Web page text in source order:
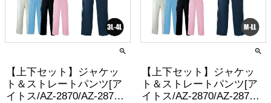
【上下セット】ジャケッ
ト＆ストレートパンツ[ア
イトス/AZ-2870/AZ-2872]
【上下セット】ジャケッ
ト＆ストレートパンツ[ア
イトス/AZ-2870/AZ-2872]